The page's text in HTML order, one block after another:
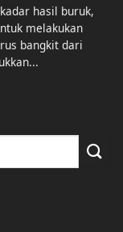
hasil buruk,
melakukan
bangkit dari